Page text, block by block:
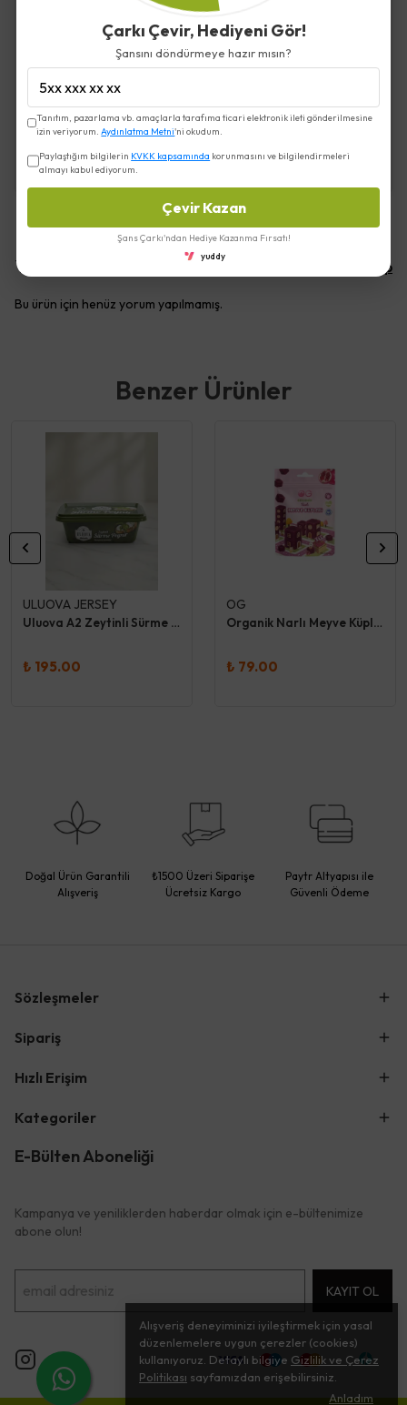
Alışveriş deneyiminizi iyileştirmek için yasal
düzenlemelere uygun çerezler (cookies)
kullanıyoruz. Detaylı bilgiye Gizlilik ve Çerez
Politikası sayfamızdan erişebilirsiniz.
Anladım
İade ve Değişim
Kargo ve Teslimat
Yorumlar Yorum Yap
Bu ürün için henüz yorum yapılmamış.
Benzer Ürünler
ULUOVA JERSEY
Uluova A2 Zeytinli Sürme Peynir
₺ 195.00
OG
Organik Narlı Meyve Küpleri 30 Gr
₺ 79.00
Doğal Ürün Garantili
Alışveriş
₺1500 Üzeri Siparişe
Ücretsiz Kargo
Paytr Altyapısı ile
Güvenli Ödeme
Sözleşmeler
Sipariş
Hızlı Erişim
Kategoriler
E-Bülten Aboneliği
Kampanya ve yeniliklerden haberdar olmak için e-bültenimize
abone olun!
KAYIT OL
Çarkı Çevir, Hediyeni Gör!
Şansını döndürmeye hazır mısın?
Tanıtım, pazarlama vb. amaçlarla tarafıma ticari elektronik ileti gönderilmesine
izin veriyorum.Aydınlatma Metni'ni okudum.
Paylaştığım bilgilerin KVKK kapsamında korunmasını ve bilgilendirmeleri
almayı kabul ediyorum.
Çevir Kazan
Şans Çarkı'ndan Hediye Kazanma Fırsatı!
yuddy